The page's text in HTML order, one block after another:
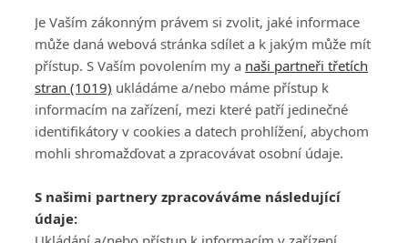
PŘIHLÁSIT
REGISTROVAT
DISKUZE
Šéfredaktorkou webu jePetr Slavík, e-mailserialy@fandimefilmu.cz
Máte-li zájem o inzerci na našem webu napište nám na e-mail
Je Vaším zákonným právem si zvolit, jaké informace
může daná webová stránka sdílet a k jakým může mít
přístup. S Vaším povolením my a naši partneři třetích
stran (1019) ukládáme a/nebo máme přístup k
informacím na zařízení, mezi které patří jedinečné
identifikátory v cookies a datech prohlížení, abychom
mohli shromažďovat a zpracovávat osobní údaje.
S našimi partnery zpracováváme následující
údaje: